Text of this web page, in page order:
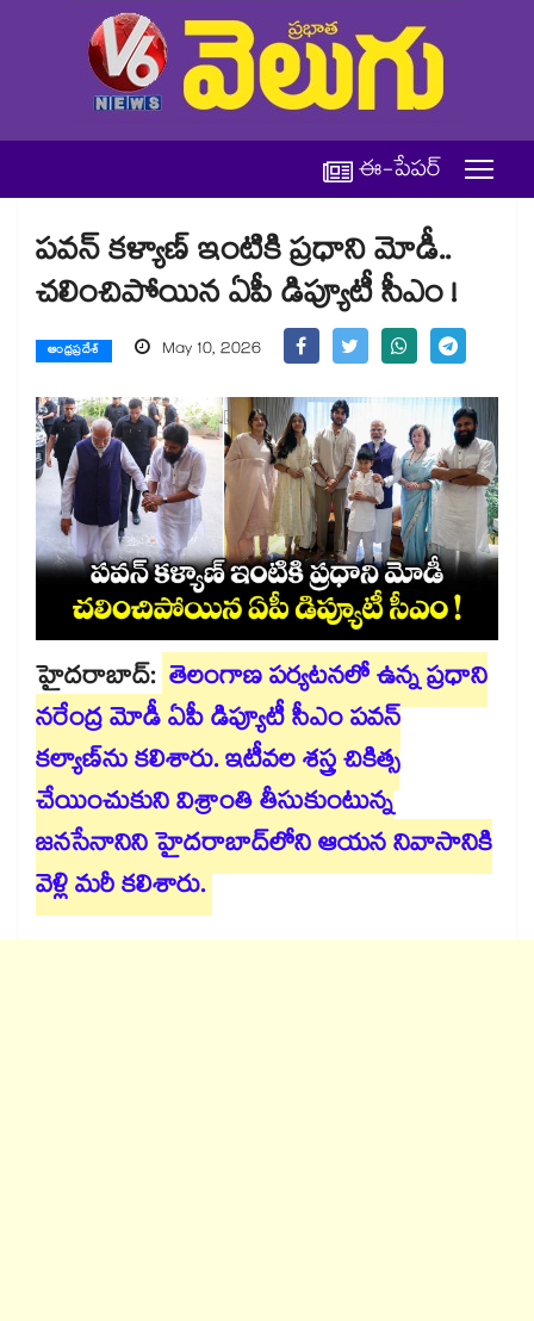
ఈ-పేపర్
పవన్ కళ్యాణ్ ఇంటికి ప్రధాని మోడీ..
చలించిపోయిన ఏపీ డిప్యూటీ సీఎం !
ఆంధ్రప్రదేశ్ May 10, 2026
హైదరాబాద్: తెలంగాణ పర్యటనలో ఉన్న ప్రధాని
నరేంద్ర మోడీ ఏపీ డిప్యూటీ సీఎం పవన్
కల్యాణ్⁬ను కలిశారు. ఇటీవల శస్త్ర చికిత్స
చేయించుకుని విశ్రాంతి తీసుకుంటున్న
జనసేనానిని హైదరాబాద్⁬లోని ఆయన నివాసానికి
వెళ్లి మరీ కలిశారు.